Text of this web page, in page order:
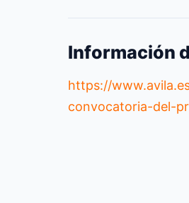
Información
https://
convocatoria-del-